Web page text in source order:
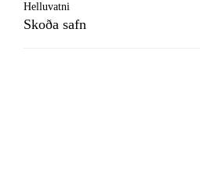
Helluvatni
Skoða safn